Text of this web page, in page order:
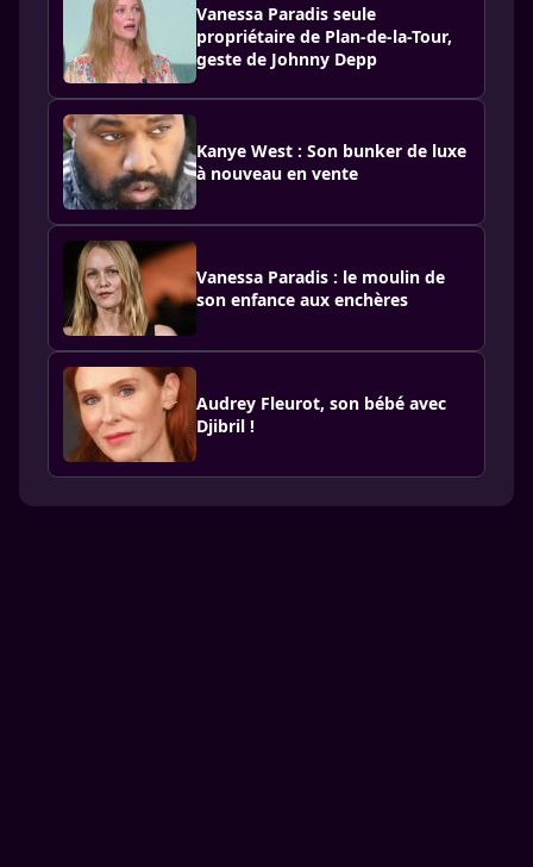
Vanessa Paradis seule
propriétaire de Plan-de-la-Tour,
geste de Johnny Depp
Kanye West : Son bunker de luxe
à nouveau en vente
Vanessa Paradis : le moulin de
son enfance aux enchères
Audrey Fleurot, son bébé avec
Djibril !